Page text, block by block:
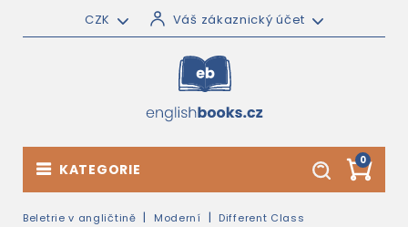
CZK Váš zákaznický účet
0
KATEGORIE
Beletrie v angličtině Moderní Different Class